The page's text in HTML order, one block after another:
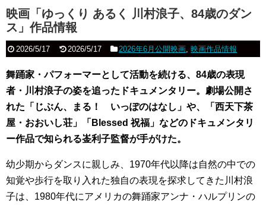
映画「ゆっくり あるく 川村浪子、84歳のダン
ス」作品情報
2026/5/17 2026/5/17 2026年6月公開映画,映画作品情報
舞踊家・パフォーマーとして活動を続ける、84歳の表現
者・川村浪子の姿を追ったドキュメンタリー。劇場公開さ
れた「じぶん、まる！ いっぽのはなし」や、「西天下茶
屋・おおいし荘」「Blessed 祝福」などのドキュメンタリ
ー作品で知られる崟利子監督が手がけた。
幼少期からダンスに親しみ、1970年代以降は自然の中での
知覚や歩行を取り入れた独自の表現を探求してきた川村浪
子は、1980年代にアメリカの舞踊家アンナ・ハルプリンの